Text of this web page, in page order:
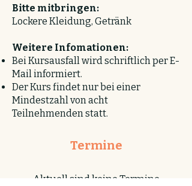
Bitte mitbringen:
Lockere Kleidung, Getränk
Weitere Infomationen:
Bei Kursausfall wird schriftlich per E-
Mail informiert.
Der Kurs findet nur bei einer
Mindestzahl von acht
Teilnehmenden statt.
Termine
Aktuell sind keine Termine